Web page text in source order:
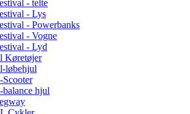
- telte
- Lys
- Powerbanks
- Vogne
- Lyd
Køretøjer
løbehjul
Scooter
balance hjul